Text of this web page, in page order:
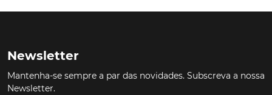
Newsletter
Mantenha-se sempre a par das novidades. Subscreva a nossa
Newsletter.